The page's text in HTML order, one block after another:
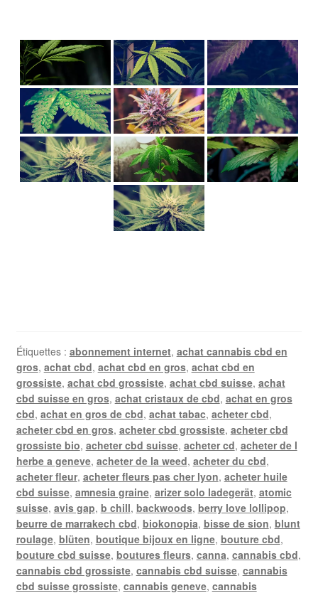
Étiquettes : abonnement internet, achat cannabis cbd en
gros, achat cbd, achat cbd en gros, achat cbd en
grossiste, achat cbd grossiste, achat cbd suisse, achat
cbd suisse en gros, achat cristaux de cbd, achat en gros
cbd, achat en gros de cbd, achat tabac, acheter cbd,
acheter cbd en gros, acheter cbd grossiste, acheter cbd
grossiste bio, acheter cbd suisse, acheter cd, acheter de l
herbe a geneve, acheter de la weed, acheter du cbd,
acheter fleur, acheter fleurs pas cher lyon, acheter huile
cbd suisse, amnesia graine, arizer solo ladegerät, atomic
suisse, avis gap, b chill, backwoods, berry love lollipop,
beurre de marrakech cbd, biokonopia, bisse de sion, blunt
roulage, blüten, boutique bijoux en ligne, bouture cbd,
bouture cbd suisse, boutures fleurs, canna, cannabis cbd,
cannabis cbd grossiste, cannabis cbd suisse, cannabis
cbd suisse grossiste, cannabis geneve, cannabis